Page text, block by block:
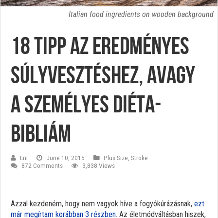
Italian food ingredients on wooden background
18 tipp az eredményes
súlyvesztéshez, avagy
a személyes diéta-
Bibliám
Eni June 10, 2015 Plus Size ,Stroke
872 Comments
3,838 Views
Azzal kezdeném, hogy nem vagyok híve a fogyókúrázásnak,ezt
már megírtam korábban 3 részben. Az életmódváltásban hiszek,